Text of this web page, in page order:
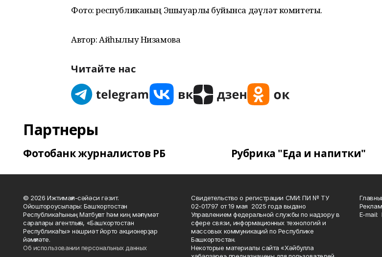
Фото: республиканың Эшҡыуарлыҡ буйынса дәүләт комитеты.
Автор: Айһылыу Низамова
Читайте нас
Партнеры
Фотобанк журналистов РБ Рубрика "Еда и напитки"
© 2026 Ижтимағи-сәйәси гәзит.
Ойоштороусылары: Башҡортостан
Республикаһының Матбуғат һәм киң мәғлүмәт
саралары агентлығы, «Башҡортостан
Республикаһы» нәшриәт йорто акционерҙар
йәмғиәте.
Об использовании персональных данных
Свидетельство о регистрации СМИ: ПИ № ТУ
02-01797 от 19 мая 2025 года выдано
Управлением федеральной службы по надзору в
сфере связи, информационных технологий и
массовых коммуникаций по Республике
Башкортостан.
Некоторые материалы сайта «Хәйбулла
Е-mаil: